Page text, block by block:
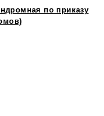
по приказу